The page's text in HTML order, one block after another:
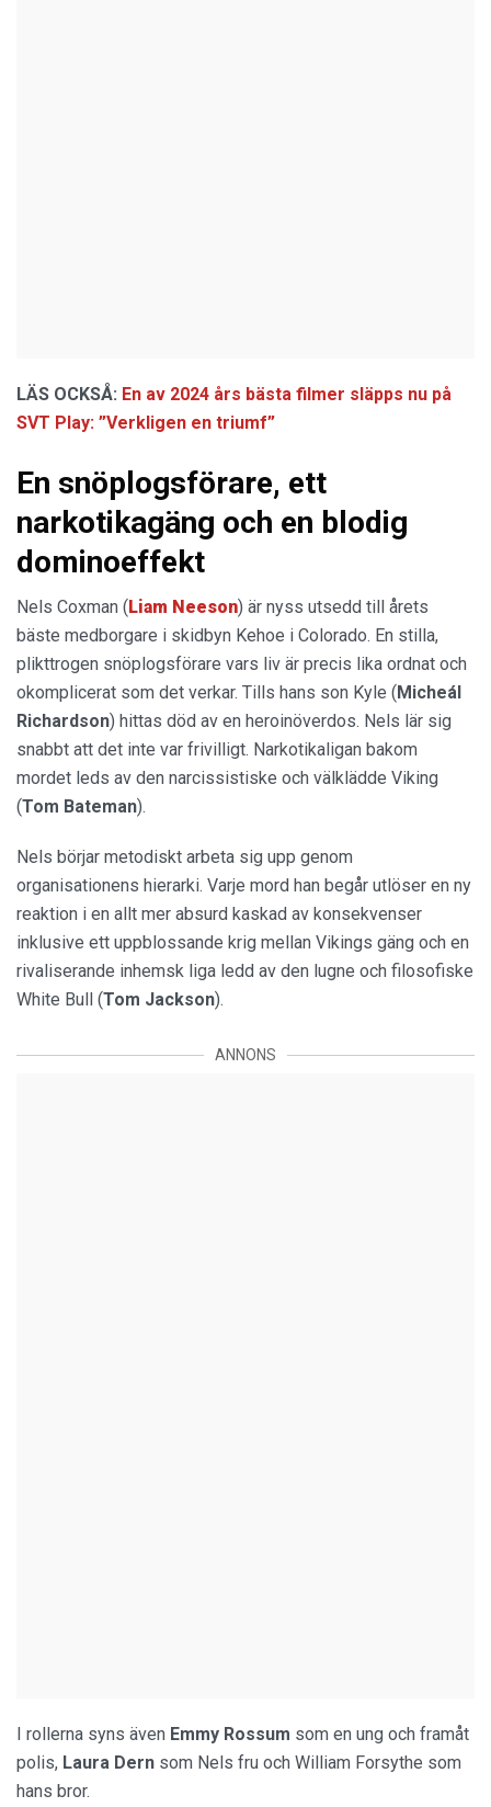
LÄS OCKSÅ: En av 2024 års bästa filmer släpps nu på
SVT Play: ”Verkligen en triumf”
En snöplogsförare, ett
narkotikagäng och en blodig
dominoeffekt
Nels Coxman (Liam Neeson) är nyss utsedd till årets
bäste medborgare i skidbyn Kehoe i Colorado. En stilla,
plikttrogen snöplogsförare vars liv är precis lika ordnat och
okomplicerat som det verkar. Tills hans son Kyle (Micheál
Richardson) hittas död av en heroinöverdos. Nels lär sig
snabbt att det inte var frivilligt. Narkotikaligan bakom
mordet leds av den narcissistiske och välklädde Viking
(Tom Bateman).
Nels börjar metodiskt arbeta sig upp genom
organisationens hierarki. Varje mord han begår utlöser en ny
reaktion i en allt mer absurd kaskad av konsekvenser
inklusive ett uppblossande krig mellan Vikings gäng och en
rivaliserande inhemsk liga ledd av den lugne och filosofiske
White Bull (Tom Jackson).
ANNONS
I rollerna syns även Emmy Rossum som en ung och framåt
polis, Laura Dern som Nels fru och William Forsythe som
hans bror.